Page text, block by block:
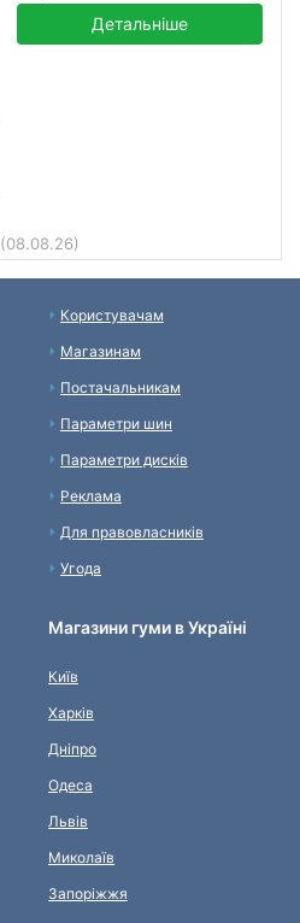
Детальніше
(08.08.26)
Користувачам
Магазинам
Постачальникам
Параметри шин
Параметри дисків
Реклама
Для правовласників
Угода
Магазини гуми в Україні
Київ
Харків
Дніпро
Одеса
Львів
Миколаїв
Запоріжжя